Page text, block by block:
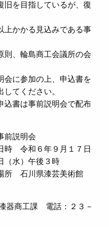
旧を目指しているが、復
込みである事
工会議所の会
に参加の上、申込書を
てください。
説明会で配布
会
９月１７日
（水）午後３時
漆芸美術館
商工課 電話：２３－